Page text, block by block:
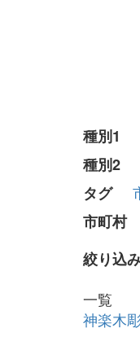
種別1
種別2
タグ
市町村
絞り込
一覧
神楽木